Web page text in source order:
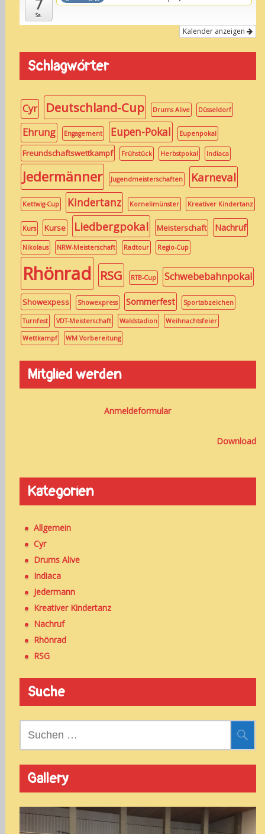
7
Sa.
Kalender anzeigen
Schlagwörter
Cyr Deutschland-Cup Drums Alive Düsseldorf
Ehrung Engagement Eupen-Pokal Eupenpokal
Freundschaftswettkampf Frühstück Herbstpokal Indiaca
Jedermänner Jugendmeisterschaften Karneval
Kettwig-Cup Kindertanz Kornelimünster Kreativer Kindertanz
Kurs Kurse Liedbergpokal Meisterschaft Nachruf
Nikolaus NRW-Meisterschaft Radtour Regio-Cup
Rhönrad RSG RTB-Cup Schwebebahnpokal
Showexpess Showexpress Sommerfest Sportabzeichen
Turnfest VDT-Meisterschaft Waldstadion Weihnachtsfeier
Wettkampf WM Vorbereitung
Mitglied werden
Anmeldeformular
Download
Kategorien
Allgemein
Cyr
Drums Alive
Indiaca
Jedermann
Kreativer Kindertanz
Nachruf
Rhönrad
RSG
Suche
Suchen
Gallery